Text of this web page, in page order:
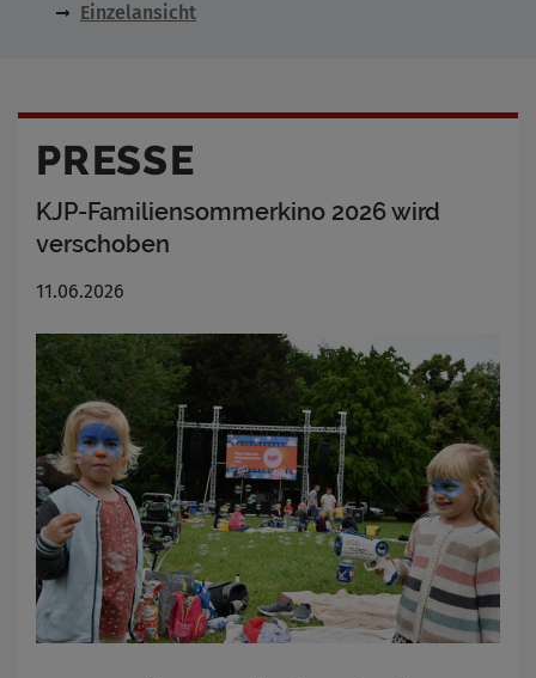
Einzelansicht
PRESSE
KJP-Familiensommerkino 2026 wird
verschoben
11.06.2026